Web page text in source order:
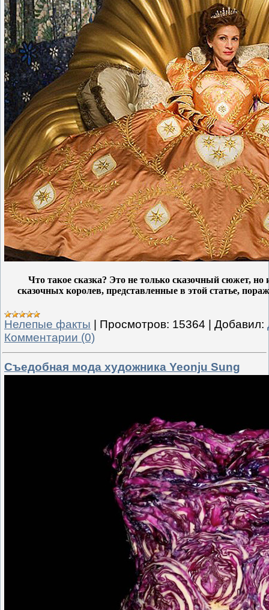
Что такое сказка? Это не только сказочный сюжет,
сказочных королев, представленные в этой статье,
Нелепые факты Просмотров: 15364 Добавил:
Комментарии (0)
Съедобная мода художника Yeonju Sung